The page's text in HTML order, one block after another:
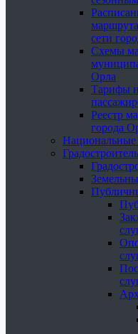
сети
Схемы
Орла
Тарифы
Реестр
города